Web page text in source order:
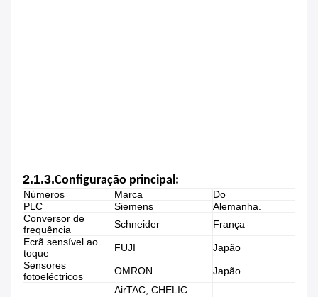
2.1.3.Configuração principal:
Números Marca
Do
PLC
Siemens
Alemanha.
Conversor de
frequência
Schneider
França
Ecrã sensível ao
toque
FUJI
Japão
Sensores
fotoeléctricos
OMRON Japão
AirTAC, CHELIC